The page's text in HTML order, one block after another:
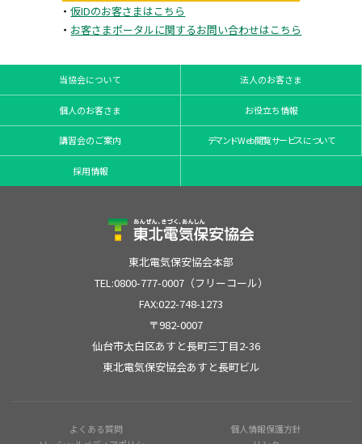
・仮IDのお客さまはこちら
・ お客さまポータルに関するお問い合わせはこちら
当協会について 法人のお客さま
個人のお客さま お役立ち情報
講習会のご案内 デマンドWeb閲覧サービスについて
採用情報
東北電気保安協会本部
TEL:0800-777-0007（フリーコール）
FAX:022-748-1273
〒982-0007
仙台市太白区あすと長町三丁目2-36
東北電気保安協会あすと長町ビル
よくある質問
個人情報保護方針